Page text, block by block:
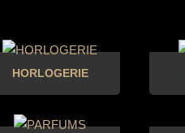
HORLOGERIE